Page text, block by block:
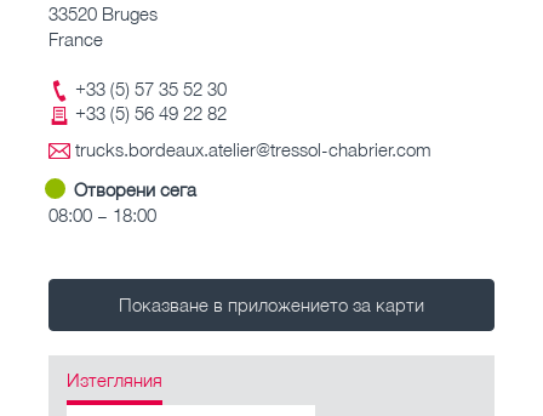
33520 Bruges
France
+33 (5) 57 35 52 30
+33 (5) 56 49 22 82
trucks.bordeaux.atelier@tressol-chabrier.com
Отворени сега
08:00 – 18:00
Показване в приложението за карти
Изтегляния